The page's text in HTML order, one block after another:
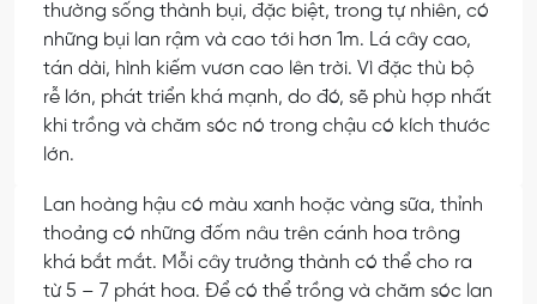
thường sống thành bụi, đặc biệt, trong tự nhiên, có
những bụi lan rậm và cao tới hơn 1m. Lá cây cao,
tán dài, hình kiếm vươn cao lên trời. Vì đặc thù bộ
rễ lớn, phát triển khá mạnh, do đó, sẽ phù hợp nhất
khi trồng và chăm sóc nó trong chậu có kích thước
lớn.
Lan hoàng hậu có màu xanh hoặc vàng sữa, thỉnh
thoảng có những đốm nâu trên cánh hoa trông
khá bắt mắt. Mỗi cây trưởng thành có thể cho ra
từ 5 – 7 phát hoa. Để có thể trồng và chăm sóc lan